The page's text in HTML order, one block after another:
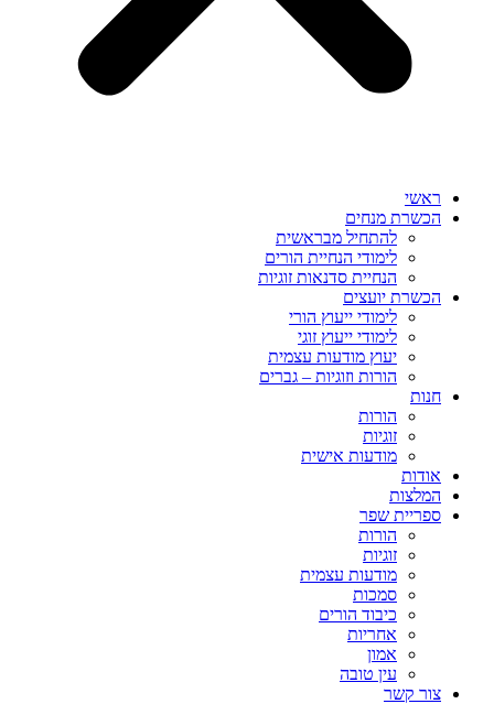
ראשי
הכשרת מנחים
להתחיל מבראשית
לימודי הנחיית הורים
הנחיית סדנאות זוגיות
הכשרת יועצים
לימודי ייעוץ הורי
לימודי ייעוץ זוגי
יעוץ מודעות עצמית
הורות וזוגיות – גברים
חנות
הורות
זוגיות
מודעות אישית
אודות
המלצות
ספריית שפר
הורות
זוגיות
מודעות עצמית
סמכות
כיבוד הורים
אחריות
אמון
עין טובה
צור קשר